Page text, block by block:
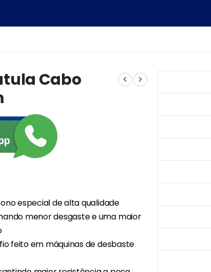
Cabo
especial de alta qualidade
menor desgaste e uma maior
feito em máquinas de desbaste